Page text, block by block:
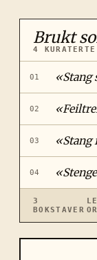
Brukt
4
01 «Stang
02 «
03 «Stang
04 «
3
BOKSTAVER